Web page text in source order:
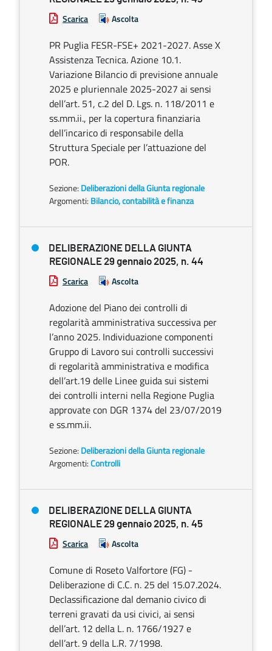
Scarica Ascolta
PR Puglia FESR-FSE+ 2021-2027. Asse X
Assistenza Tecnica. Azione 10.1.
Variazione Bilancio di previsione annuale
2025 e pluriennale 2025-2027 ai sensi
dell’art. 51, c.2 del D. Lgs. n. 118/2011 e
ss.mm.ii., per la copertura finanziaria
dell’incarico di responsabile della
Struttura Speciale per l’attuazione del
POR.
Sezione: Deliberazioni della Giunta regionale
Argomenti: Bilancio, contabilità e finanza
DELIBERAZIONE DELLA GIUNTA
REGIONALE 29 gennaio 2025, n. 44
Scarica Ascolta
Adozione del Piano dei controlli di
regolarità amministrativa successiva per
l’anno 2025. Individuazione componenti
Gruppo di Lavoro sui controlli successivi
di regolarità amministrativa e modifica
dell’art.19 delle Linee guida sui sistemi
dei controlli interni nella Regione Puglia
approvate con DGR 1374 del 23/07/2019
e ss.mm.ii.
Sezione: Deliberazioni della Giunta regionale
Argomenti:Controlli
DELIBERAZIONE DELLA GIUNTA
REGIONALE 29 gennaio 2025, n. 45
Scarica Ascolta
Comune di Roseto Valfortore (FG) -
Deliberazione di C.C. n. 25 del 15.07.2024.
Declassificazione dal demanio civico di
terreni gravati da usi civici, ai sensi
dell’art. 12 della L. n. 1766/1927 e
dell’art. 9 della L.R. 7/1998.